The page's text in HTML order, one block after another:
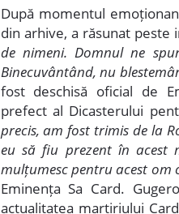
După momentul
din arhive, a răsunat peste
de nimeni. Domnul ne
Binecuvântând, nu
fost deschisă oficial de
prefect al Dicasterului
precis, am fost trimis de la
eu să fiu prezent în acest
mulțumesc pentru acest
Eminența Sa Card.
actualitatea martiriului